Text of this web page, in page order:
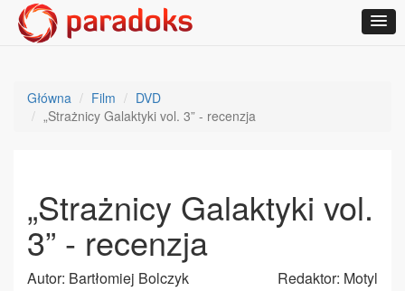
Główna Film
DVD
„Strażnicy Galaktyki vol. 3” - recenzja
„Strażnicy Galaktyki vol.
3” - recenzja
Autor: Bartłomiej Bolczyk Redaktor: Motyl